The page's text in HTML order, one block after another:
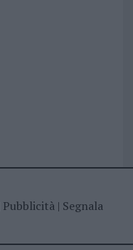
Pubblicità| Segnala